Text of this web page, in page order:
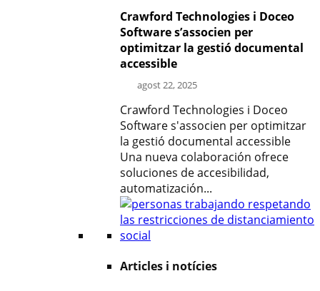
Crawford Technologies i Doceo
Software s’associen per
optimitzar la gestió documental
accessible
agost 22, 2025
Crawford Technologies i Doceo
Software s'associen per optimitzar
la gestió documental accessible
Una nueva colaboración ofrece
soluciones de accesibilidad,
automatización...
Articles i notícies